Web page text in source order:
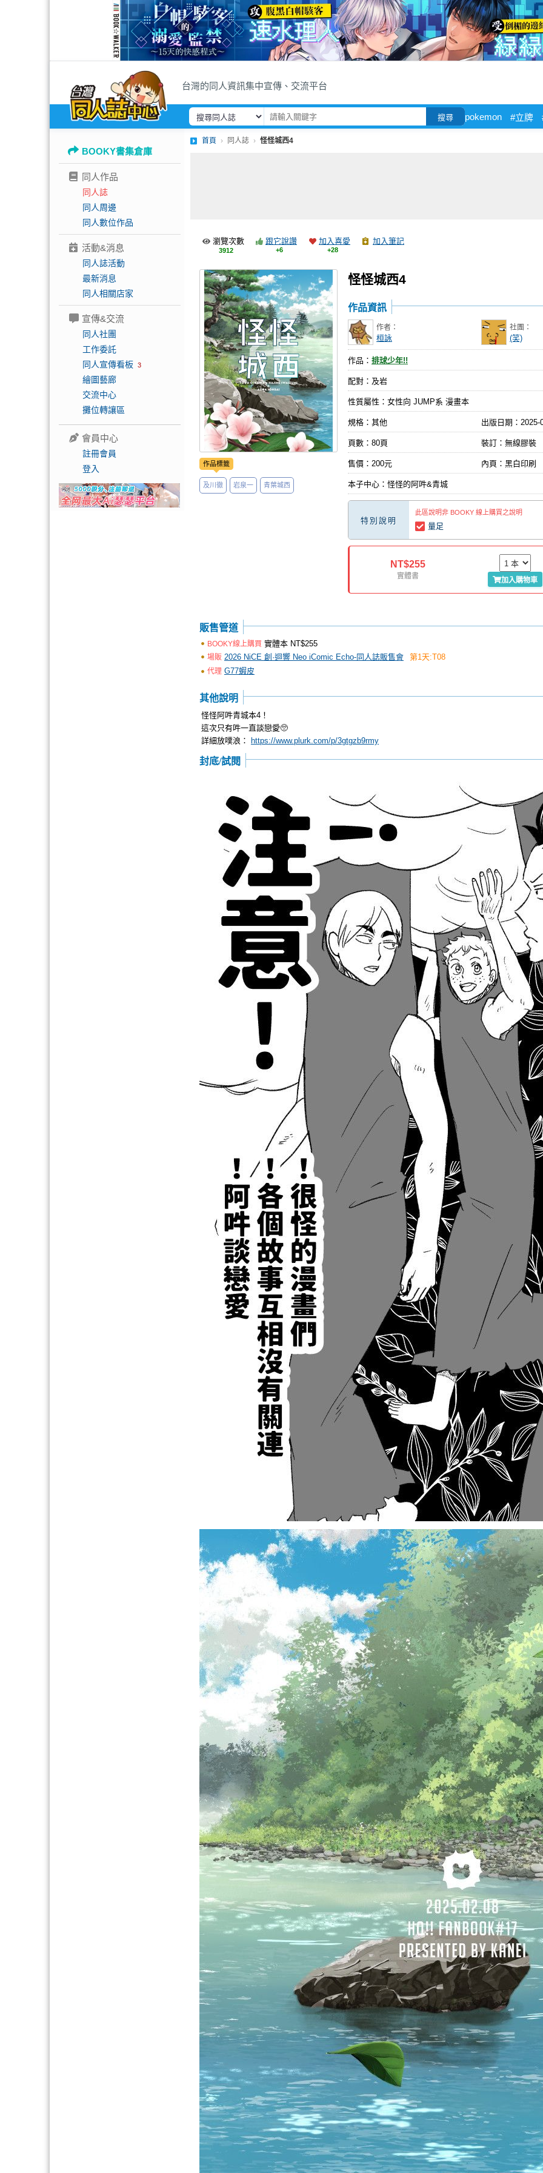
台灣的同人資訊集中宣傳、交流平台
搜尋 pokemon #立牌
BOOKY書集倉庫
同人作品
同人誌
同人周邊
同人數位作品
活動&消息
同人誌活動
最新消息
同人相關店家
宣傳&交流
同人社團
工作委託
同人宣傳看板 3
繪圖藝廊
交流中心
攤位轉讓區
會員中心
註冊會員
登入
首頁 同人誌 怪怪城西4
瀏覽次數
3912
跟它說讚
+6
加入喜愛
+28
加入筆記
怪怪城西4
作品標籤
及川徹 岩泉一 青葉城西
作品資訊
作者：
桓詠
社團：
(笑)
作品： 排球少年!!
配對：及岩
性質屬性：女性向 JUMP系 漫畫本
規格：其他 出版日期： 2025-
頁數：80頁 裝訂：無線膠裝
售價：200元 內頁：黑白印刷
本子中心：怪怪的阿吽&青城
特別說明
此區說明非 BOOKY 線上購買之說明
量足
NT$255
實體書 加入購物車
販售管道
BOOKY線上購買 實體本 NT$255
場販 2026 NiCE 創·迴響 Neo iComic Echo-同人誌販售會 第1天:T08
代理 G77蝦皮
其他說明
怪怪阿吽青城本4！
這次只有吽一直談戀愛🥺
詳細放噗浪：
https://www.plurk.com/p/3gtgzb9rmy
封底/試閱